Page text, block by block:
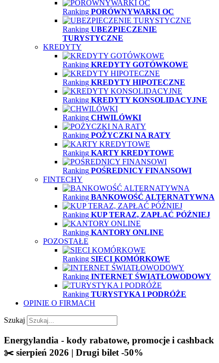
Ranking PORÓWNYWARKI OC
Ranking UBEZPIECZENIE
TURYSTYCZNE
KREDYTY
Ranking KREDYTY GOTÓWKOWE
Ranking KREDYTY HIPOTECZNE
Ranking KREDYTY KONSOLIDACYJNE
Ranking CHWILÓWKI
Ranking POŻYCZKI NA RATY
Ranking KARTY KREDYTOWE
Ranking POŚREDNICY FINANSOWI
FINTECHY
Ranking BANKOWOŚĆ ALTERNATYWNA
Ranking KUP TERAZ, ZAPŁAĆ PÓŹNIEJ
Ranking KANTORY ONLINE
POZOSTAŁE
Ranking SIECI KOMÓRKOWE
Ranking INTERNET ŚWIATŁOWODOWY
Ranking TURYSTYKA I PODRÓŻE
OPINIE O FIRMACH
Szukaj
Energylandia - kody rabatowe, promocje i cashback
✂️ sierpień 2026 | Drugi bilet -50%